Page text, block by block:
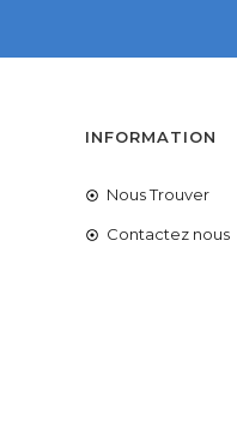
INFORMATION
Nous Trouver
Contactez nous